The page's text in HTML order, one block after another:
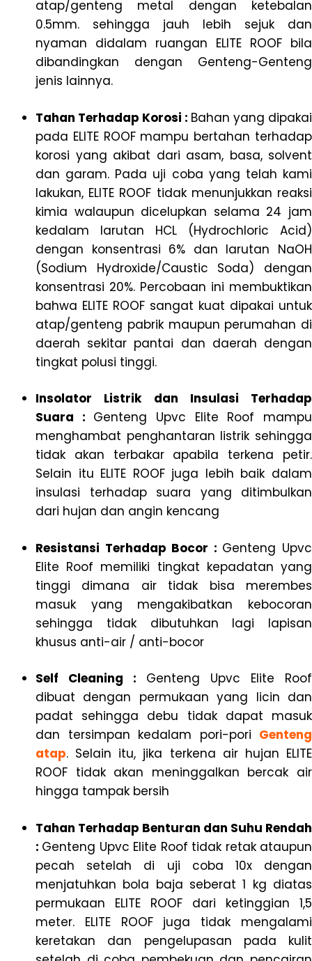
atap/genteng metal dengan ketebalan
0.5mm. sehingga jauh lebih sejuk dan
nyaman didalam ruangan ELITE ROOF bila
dibandingkan dengan Genteng-Genteng
jenis lainnya.
Tahan Terhadap Korosi : Bahan yang dipakai
pada ELITE ROOF mampu bertahan terhadap
korosi yang akibat dari asam, basa, solvent
dan garam. Pada uji coba yang telah kami
lakukan, ELITE ROOF tidak menunjukkan reaksi
kimia walaupun dicelupkan selama 24 jam
kedalam larutan HCL (Hydrochloric Acid)
dengan konsentrasi 6% dan larutan NaOH
(Sodium Hydroxide/Caustic Soda) dengan
konsentrasi 20%. Percobaan ini membuktikan
bahwa ELITE ROOF sangat kuat dipakai untuk
atap/genteng pabrik maupun perumahan di
daerah sekitar pantai dan daerah dengan
tingkat polusi tinggi.
Insolator Listrik dan Insulasi Terhadap
Suara : Genteng Upvc Elite Roof mampu
menghambat penghantaran listrik sehingga
tidak akan terbakar apabila terkena petir.
Selain itu ELITE ROOF juga lebih baik dalam
insulasi terhadap suara yang ditimbulkan
dari hujan dan angin kencang
Resistansi Terhadap Bocor : Genteng Upvc
Elite Roof memiliki tingkat kepadatan yang
tinggi dimana air tidak bisa merembes
masuk yang mengakibatkan kebocoran
sehingga tidak dibutuhkan lagi lapisan
khusus anti-air / anti-bocor
Self Cleaning : Genteng Upvc Elite Roof
dibuat dengan permukaan yang licin dan
padat sehingga debu tidak dapat masuk
dan tersimpan kedalam pori-pori Genteng
atap. Selain itu, jika terkena air hujan ELITE
ROOF tidak akan meninggalkan bercak air
hingga tampak bersih
Tahan Terhadap Benturan dan Suhu Rendah
: Genteng Upvc Elite Roof tidak retak ataupun
pecah setelah di uji coba 10x dengan
menjatuhkan bola baja seberat 1 kg diatas
permukaan ELITE ROOF dari ketinggian 1,5
meter. ELITE ROOF juga tidak mengalami
keretakan dan pengelupasan pada kulit